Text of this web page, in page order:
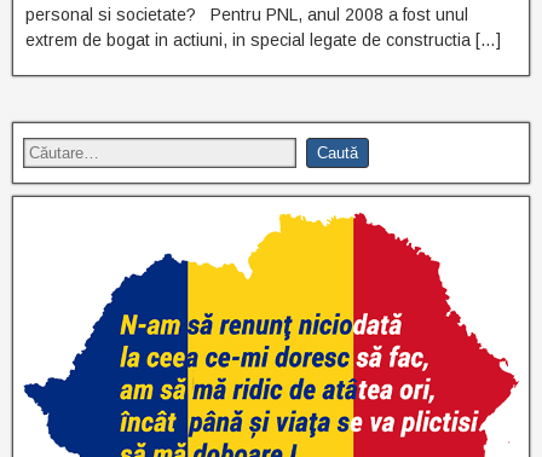
personal si societate? Pentru PNL, anul 2008 a fost unul
extrem de bogat in actiuni, in special legate de constructia […]